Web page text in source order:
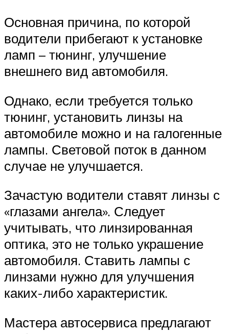
Основная причина, по которой
водители прибегают к установке
ламп – тюнинг, улучшение
внешнего вид автомобиля.
Однако, если требуется только
тюнинг, установить линзы на
автомобиле можно и на галогенные
лампы. Световой поток в данном
случае не улучшается.
Зачастую водители ставят линзы с
«глазами ангела». Следует
учитывать, что линзированная
оптика, это не только украшение
автомобиля. Ставить лампы с
линзами нужно для улучшения
каких-либо характеристик.
Мастера автосервиса предлагают